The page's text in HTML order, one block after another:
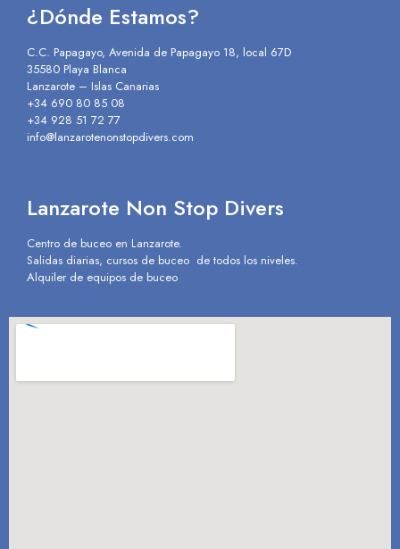
¿Dónde Estamos?
C.C. Papagayo, Avenida de Papagayo 18, local 67D
35580 Playa Blanca
Lanzarote – Islas Canarias
+34 690 80 85 08
+34 928 51 72 77
info@lanzarotenonstopdivers.com
Lanzarote Non Stop Divers
Centro de buceo en Lanzarote.
Salidas diarias, cursos de buceo de todos los niveles.
Alquiler de equipos de buceo